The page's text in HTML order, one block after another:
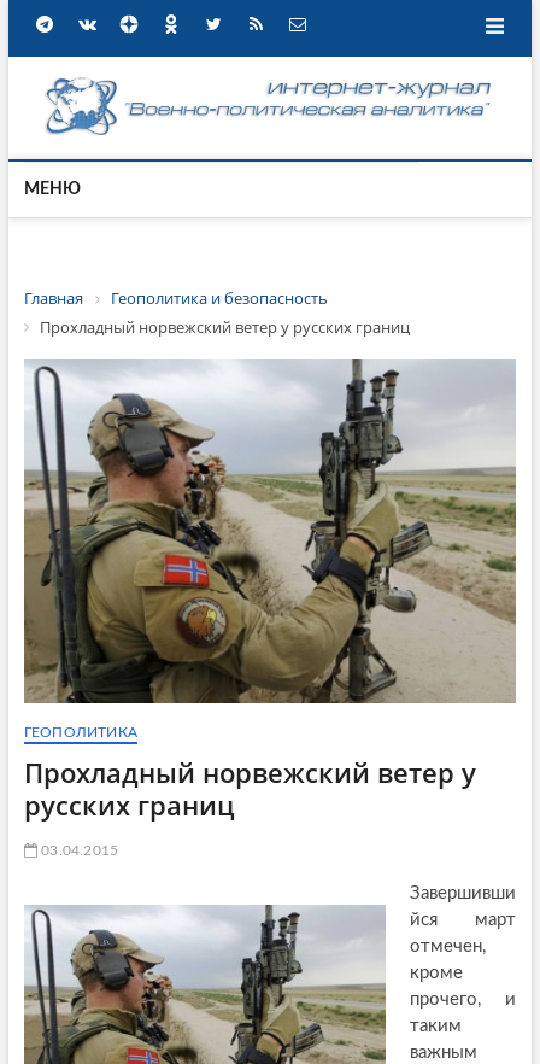
МЕНЮ
Главная
Геополитика и безопасность
Прохладный норвежский ветер у русских границ
ГЕОПОЛИТИКА
Прохладный норвежский ветер у
русских границ
03.04.2015
Завершивши
йся март
отмечен,
кроме
прочего, и
таким
важным